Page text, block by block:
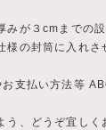
みが３cmまでの
の封筒に入れさ
支払い方法等
、どうぞ宜しく